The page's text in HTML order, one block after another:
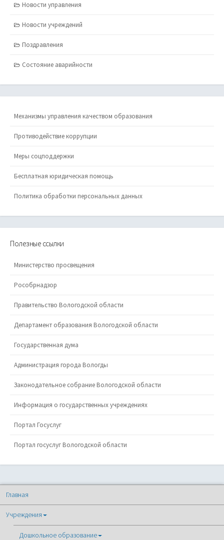
Новости управления
Новости учреждений
Поздравления
Состояние аварийности
Механизмы управления качеством образования
Противодействие коррупции
Меры соцподдержки
Бесплатная юридическая помощь
Политика обработки персональных данных
Полезные ссылки
Министерство просвещения
Рособрнадзор
Правительство Вологодской области
Департамент образования Вологодской области
Государственная дума
Администрация города Вологды
Законодательное собрание Вологодской области
Информация о государственных учреждениях
Портал Госуслуг
Портал госуслуг Вологодской области
Главная
Учреждения
Дошкольное образование